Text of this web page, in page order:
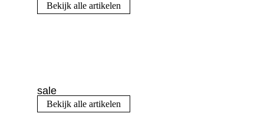
Bekijk alle artikelen
sale
Bekijk alle artikelen